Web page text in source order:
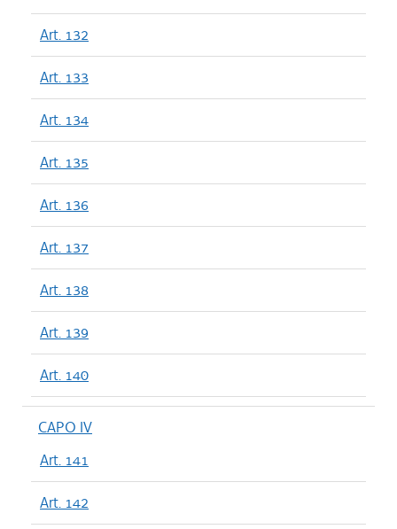
Art. 132
Art. 133
Art. 134
Art. 135
Art. 136
Art. 137
Art. 138
Art. 139
Art. 140
CAPO IV
Art. 141
Art. 142